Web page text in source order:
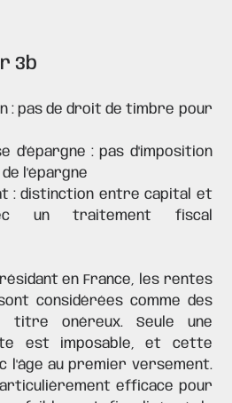
3b
: pas de droit de timbre pour
d'épargne : pas d'imposition
l'épargne
: distinction entre capital et
un traitement fiscal
en France, les rentes
considérées comme des
titre onéreux. Seule une
est imposable, et cette
l'âge au premier versement.
efficace pour